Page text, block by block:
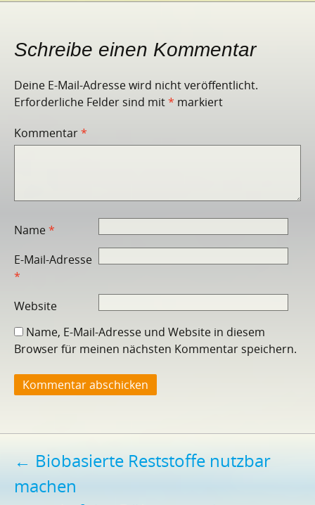
Schreibe einen Kommentar
Deine E-Mail-Adresse wird nicht veröffentlicht.
Erforderliche Felder sind mit* markiert
Kommentar*
Name*
E-Mail-Adresse
*
Website
Name, E-Mail-Adresse und Website in diesem
Browser für meinen nächsten Kommentar speichern.
Beitragsnavigation
← Biobasierte Reststoffe nutzbar
machen